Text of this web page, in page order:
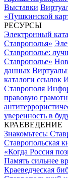
Выставки
«Пушкинской
РЕСУРСЫ
Электронный
Ставрополья»
Ставрополье:
Ставрополье»
данных
каталоги ссылок
Ставрополя
правовую
уверенность в
КРАЕВЕДЕНИЕ
Знакомьтесь:
Ставропольская
«Когда Россия
Память сильнее
Краеведческая